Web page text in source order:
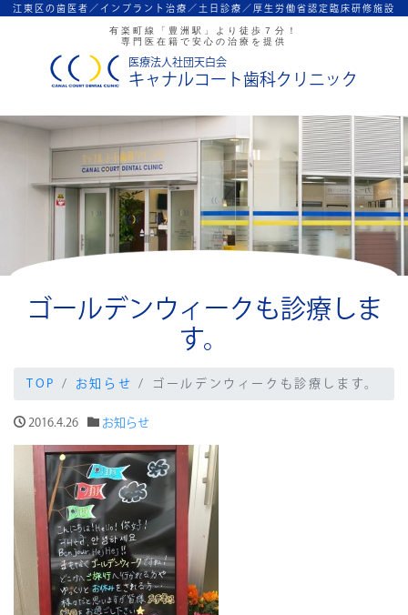
江東区の歯医者／インプラント治療／ 土日診療／厚生労働省認定臨床研修施設
有楽町線「豊洲駅」より徒歩７分！
専門医在籍で安心の治療を提供
医療法人社団天白会
キャナルコート歯科クリニック
ゴールデンウィークも診療しま
す。
TOP お知らせ ゴールデンウィークも診療します。
2016.4.26 お知らせ